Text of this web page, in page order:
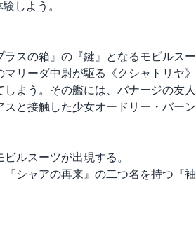
しよう。
スの箱』の『鍵』となるモビルス
リーダ中尉が駆る《クシャトリヤ
まう。その艦には、バナージの友
と接触した少女オードリー・バー
ルスーツが出現する。
シャアの再来』の二つ名を持つ『袖